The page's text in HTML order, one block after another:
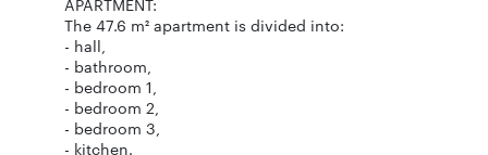
APARTMENT:
The 47.6 m² apartment is divided into:
- hall,
- bathroom,
- bedroom 1,
- bedroom 2,
- bedroom 3,
- kitchen.